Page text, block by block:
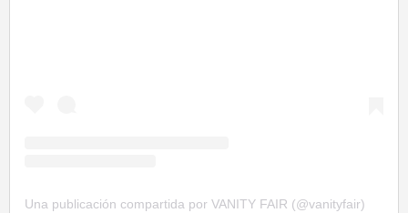
Una publicación compartida por VANITY FAIR (@vanityfair)